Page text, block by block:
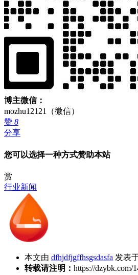
博主微信：
mozhu12121（微信）
赞 8
分享
您可以选择一种方式赞助本站
赏
行业新闻
本文由 dfhjdfjgffhsgsdasfa 发表
转载请注明： https://dzybk.com/